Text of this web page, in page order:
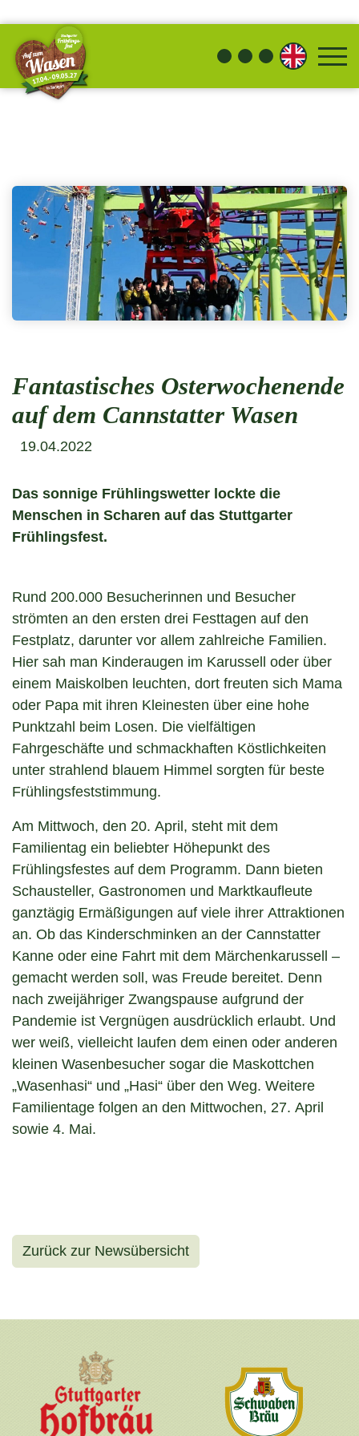
Fantastisches Osterwochenende
auf dem Cannstatter Wasen
19.04.2022
Das sonnige Frühlingswetter lockte die
Menschen in Scharen auf das Stuttgarter
Frühlingsfest.
Rund 200.000 Besucherinnen und Besucher
strömten an den ersten drei Festtagen auf den
Festplatz, darunter vor allem zahlreiche Familien.
Hier sah man Kinderaugen im Karussell oder über
einem Maiskolben leuchten, dort freuten sich Mama
oder Papa mit ihren Kleinesten über eine hohe
Punktzahl beim Losen. Die vielfältigen
Fahrgeschäfte und schmackhaften Köstlichkeiten
unter strahlend blauem Himmel sorgten für beste
Frühlingsfeststimmung.
Am Mittwoch, den 20. April, steht mit dem
Familientag ein beliebter Höhepunkt des
Frühlingsfestes auf dem Programm. Dann bieten
Schausteller, Gastronomen und Marktkaufleute
ganztägig Ermäßigungen auf viele ihrer Attraktionen
an. Ob das Kinderschminken an der Cannstatter
Kanne oder eine Fahrt mit dem Märchenkarussell –
gemacht werden soll, was Freude bereitet. Denn
nach zweijähriger Zwangspause aufgrund der
Pandemie ist Vergnügen ausdrücklich erlaubt. Und
wer weiß, vielleicht laufen dem einen oder anderen
kleinen Wasenbesucher sogar die Maskottchen
„Wasenhasi“ und „Hasi“ über den Weg. Weitere
Familientage folgen an den Mittwochen, 27. April
sowie 4. Mai.
Zurück zur Newsübersicht